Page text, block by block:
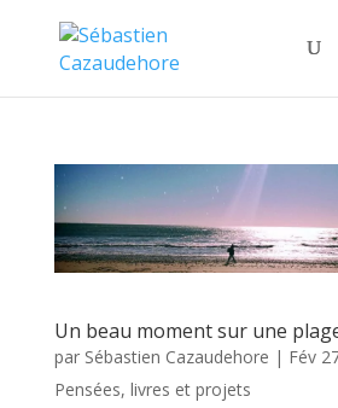
Un beau moment sur une
par Sébastien Cazaudehore | Fév
Pensées, livres et projets